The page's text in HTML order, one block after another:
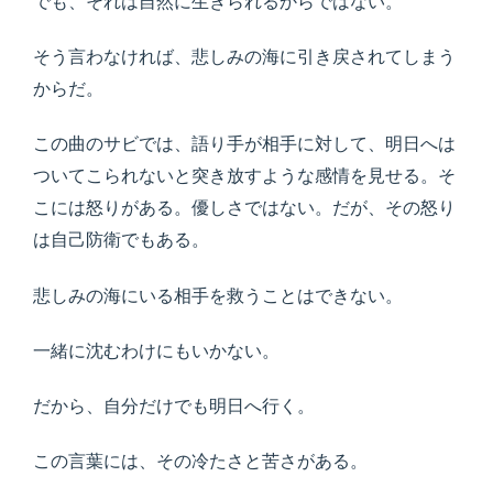
そう言わなければ、悲しみの海に引き戻されてしまう
からだ。
この曲のサビでは、語り手が相手に対して、明日へは
ついてこられないと突き放すような感情を見せる。そ
こには怒りがある。優しさではない。だが、その怒り
は自己防衛でもある。
悲しみの海にいる相手を救うことはできない。
一緒に沈むわけにもいかない。
だから、自分だけでも明日へ行く。
この言葉には、その冷たさと苦さがある。